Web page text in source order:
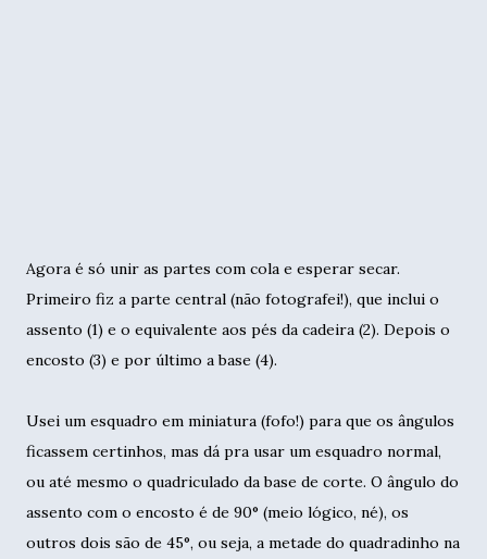
Agora é só unir as partes com cola e esperar secar.
Primeiro fiz a parte central (não fotografei!), que inclui o
assento (1) e o equivalente aos pés da cadeira (2). Depois o
encosto (3) e por último a base (4).
Usei um esquadro em miniatura (fofo!) para que os ângulos
ficassem certinhos, mas dá pra usar um esquadro normal,
ou até mesmo o quadriculado da base de corte. O ângulo do
assento com o encosto é de 90° (meio lógico, né), os
outros dois são de 45°, ou seja, a metade do quadradinho na